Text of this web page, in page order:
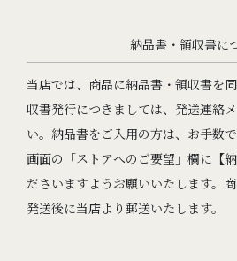
納品書・領収書に
当店では、商品に納品書・領収書を
収書発行につきましては、発送連絡
い。納品書をご入用の方は、お手数
画面の「ストアへのご要望」欄に【
ださいますようお願いいたします。
発送後に当店より郵送いたします。